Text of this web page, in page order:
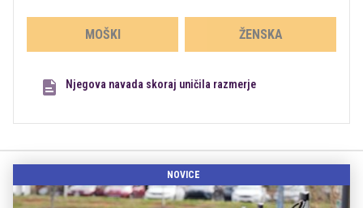
MOŠKI ŽENSKA
Njegova navada skoraj uničila razmerje
NOVICE